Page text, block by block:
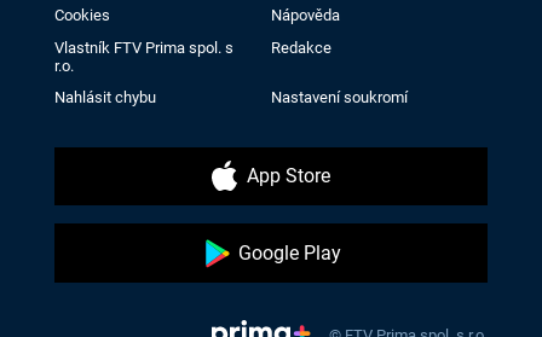
Cookies
Nápověda
Vlastník FTV Prima spol. s
r.o.
Redakce
Nahlásit chybu Nastavení soukromí
App Store
Google Play